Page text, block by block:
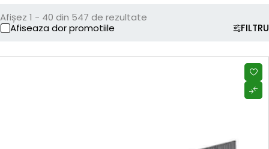
FILTRU
Afișez 1 - 40 din 547 de rezultate
Afiseaza dor promotiile